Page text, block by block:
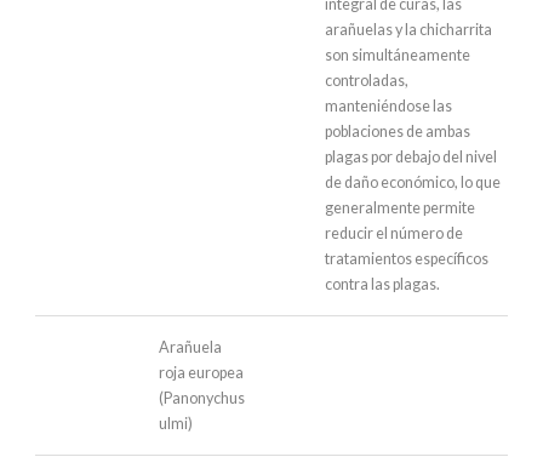
integral de curas, las
arañuelas y la chicharrita
son simultáneamente
controladas,
manteniéndose las
poblaciones de ambas
plagas por debajo del nivel
de daño económico, lo que
generalmente permite
reducir el número de
tratamientos específicos
contra las plagas.
Arañuela
roja europea
(Panonychus
ulmi)